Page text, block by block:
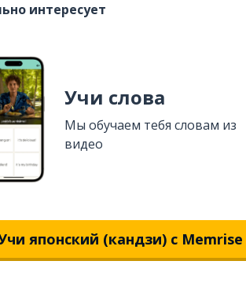
интересует
Учи слова
Мы обучаем тебя словам из
видео
японский (кандзи) с Memrise